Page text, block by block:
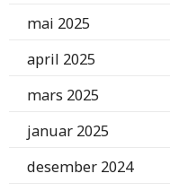
mai 2025
april 2025
mars 2025
januar 2025
desember 2024